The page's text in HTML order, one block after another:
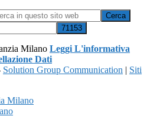
Milano Leggi L'informativa
Dati
Solution Group Communication | Siti
Milano